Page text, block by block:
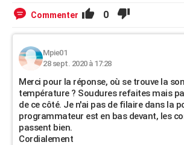
Commenter 0
Mpie01
28 sept. 2020 à 17:28
Merci pour la réponse, où se trouve la
température ? Soudures refaites mais
de ce côté. Je n'ai pas de filaire dans la
programmateur est en bas devant, les
passent bien.
Cordialement